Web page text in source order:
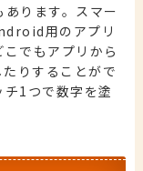
ります。スマー
用のアプリ
でもアプリから
りすることがで
1つで数字を塗